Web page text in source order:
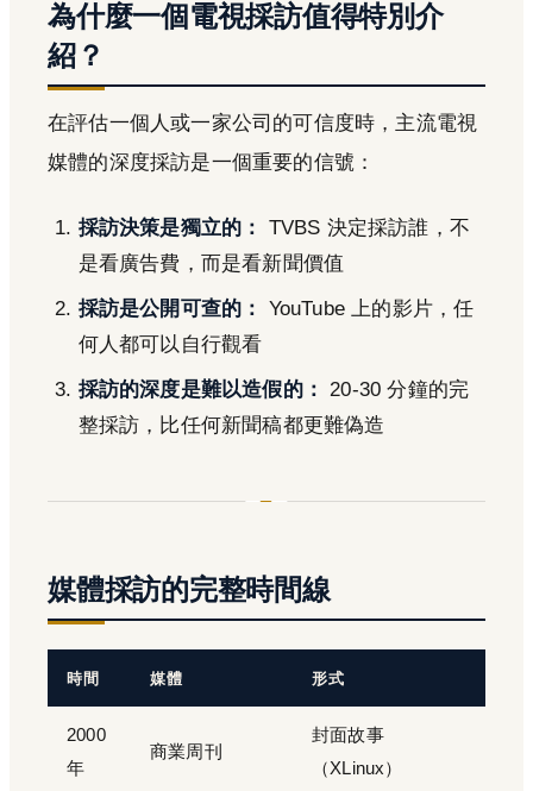
為什麼一個電視採訪值得特別介
紹？
在評估一個人或一家公司的可信度時，主流電視
媒體的深度採訪是一個重要的信號：
採訪決策是獨立的：
TVBS 決定採訪誰，不
是看廣告費，而是看新聞價值
採訪是公開可查的：
YouTube 上的影片，任
何人都可以自行觀看
採訪的深度是難以造假的： 20-30 分鐘的完
整採訪，比任何新聞稿都更難偽造
媒體採訪的完整時間線
時間 媒體 形式
2000
年
商業周刊
封面故事
（XLinux）